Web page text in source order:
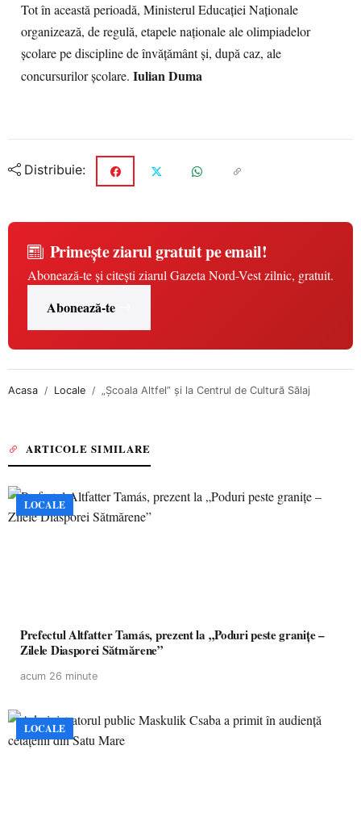
Tot în această perioadă, Ministerul Educației Naționale
organizează, de regulă, etapele naționale ale olimpiadelor
școlare pe discipline de învățământ și, după caz, ale
concursurilor școlare. Iulian Duma
Distribuie:
Primește ziarul gratuit pe email!
Abonează-te și citești ziarul Gazeta Nord-Vest zilnic, gratuit.
Abonează-te
Acasa Locale „Școala Altfel” și la Centrul de Cultură Sălaj
ARTICOLE SIMILARE
LOCALE
Prefectul Altfatter Tamás, prezent la „Poduri peste granițe –
Zilele Diasporei Sătmărene”
acum 26 minute
LOCALE